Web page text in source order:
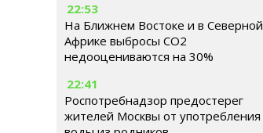
22:53
На Ближнем Востоке и в Северной
Африке выбросы CO2
недооцениваются на 30%
22:41
Роспотребнадзор предостерег
жителей Москвы от употребления